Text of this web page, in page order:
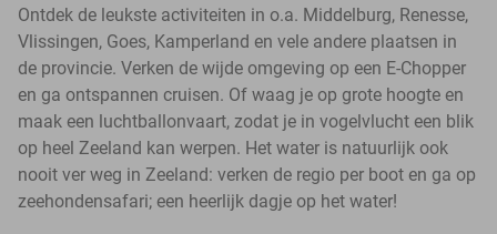
Ontdek de leukste activiteiten in o.a. Middelburg, Renesse,
Vlissingen, Goes, Kamperland en vele andere plaatsen in
de provincie. Verken de wijde omgeving op een E-Chopper
en ga ontspannen cruisen. Of waag je op grote hoogte en
maak een luchtballonvaart, zodat je in vogelvlucht een blik
op heel Zeeland kan werpen. Het water is natuurlijk ook
nooit ver weg in Zeeland: verken de regio per boot en ga op
zeehondensafari; een heerlijk dagje op het water!